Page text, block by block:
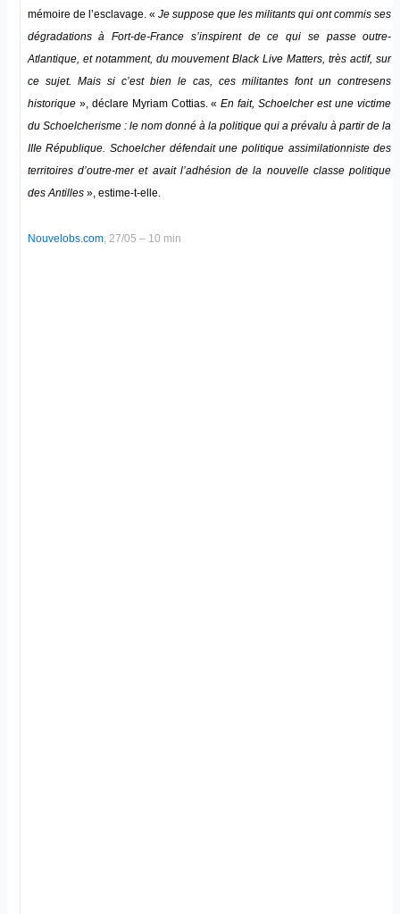
mémoire de l’esclavage. « Je suppose que les militants qui ont commis ses
dégradations à Fort-de-France s’inspirent de ce qui se passe outre-
Atlantique, et notamment, du mouvement Black Live Matters, très actif, sur
ce sujet. Mais si c’est bien le cas, ces militantes font un contresens
historique», déclare Myriam Cottias. «En fait, Schoelcher est une victime
du Schoelcherisme : le nom donné à la politique qui a prévalu à partir de la
IIIe République. Schoelcher défendait une politique assimilationniste des
territoires d’outre-mer et avait l’adhésion de la nouvelle classe politique
des Antilles», estime-t-elle.
Nouvelobs.com, 27/05 – 10 min